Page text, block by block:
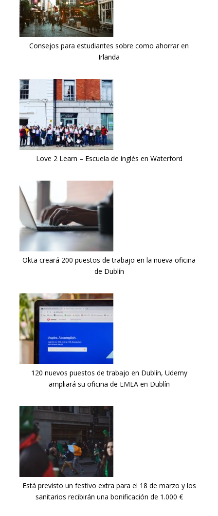
Consejos para estudiantes sobre como ahorrar en
Irlanda
Love 2 Learn – Escuela de inglés en Waterford
Okta creará 200 puestos de trabajo en la nueva oficina
de Dublín
120 nuevos puestos de trabajo en Dublín, Udemy
ampliará su oficina de EMEA en Dublín
Está previsto un festivo extra para el 18 de marzo y los
sanitarios recibirán una bonificación de 1.000 €